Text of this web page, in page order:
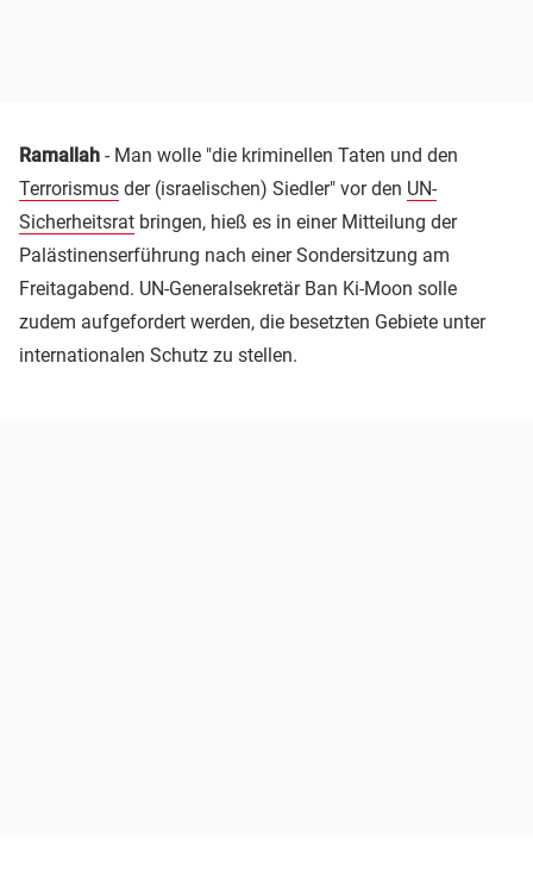
Ramallah - Man wolle "die kriminellen Taten und den
Terrorismus der (israelischen) Siedler" vor den UN-
Sicherheitsrat bringen, hieß es in einer Mitteilung der
Palästinenserführung nach einer Sondersitzung am
Freitagabend. UN-Generalsekretär Ban Ki-Moon solle
zudem aufgefordert werden, die besetzten Gebiete unter
internationalen Schutz zu stellen.